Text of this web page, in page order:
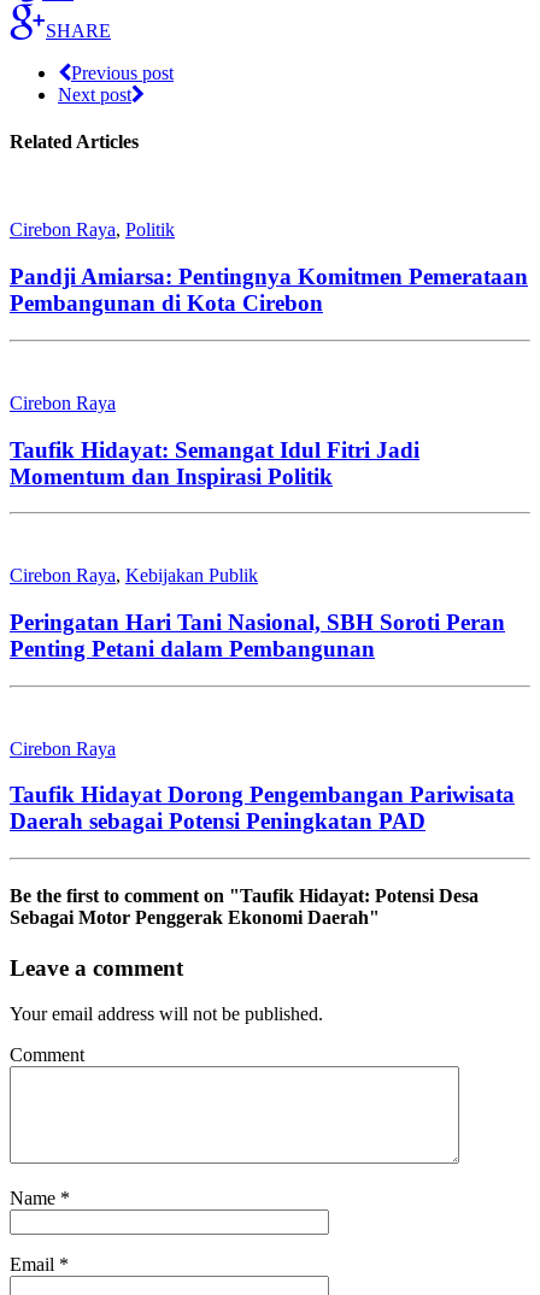
SHARE
Previous post
Next post
Related Articles
Cirebon Raya, Politik
Pandji Amiarsa: Pentingnya Komitmen Pemerataan
Pembangunan di Kota Cirebon
Cirebon Raya
Taufik Hidayat: Semangat Idul Fitri Jadi
Momentum dan Inspirasi Politik
Cirebon Raya, Kebijakan Publik
Peringatan Hari Tani Nasional, SBH Soroti Peran
Penting Petani dalam Pembangunan
Cirebon Raya
Taufik Hidayat Dorong Pengembangan Pariwisata
Daerah sebagai Potensi Peningkatan PAD
Be the first to comment on "Taufik Hidayat: Potensi Desa
Sebagai Motor Penggerak Ekonomi Daerah"
Leave a comment
Your email address will not be published.
Comment
Name *
Email *